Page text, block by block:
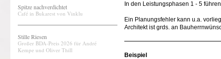
Spitze nachverdichtet
Café in Bukarest von Vinklu
Stille Riesen
Großer BDA-Preis 2026 für André
Kempe und Oliver Thill
In den Leistungsphasen 1 - 5
Ein Planungsfehler kann u.a.
Architekt ist grds. an
Beispiel